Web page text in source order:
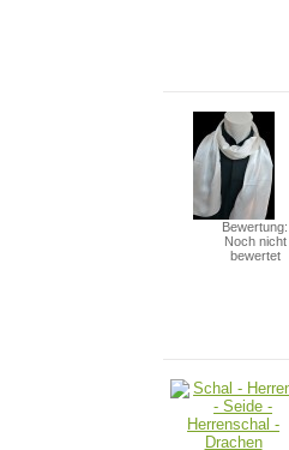
Bewertung:
Noch nicht
bewertet